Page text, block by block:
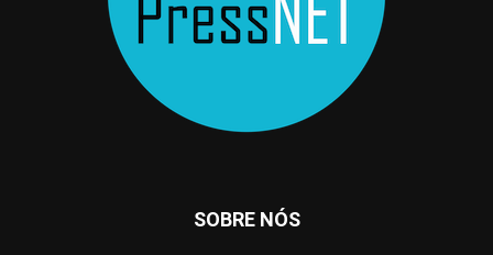
SOBRE NÓS